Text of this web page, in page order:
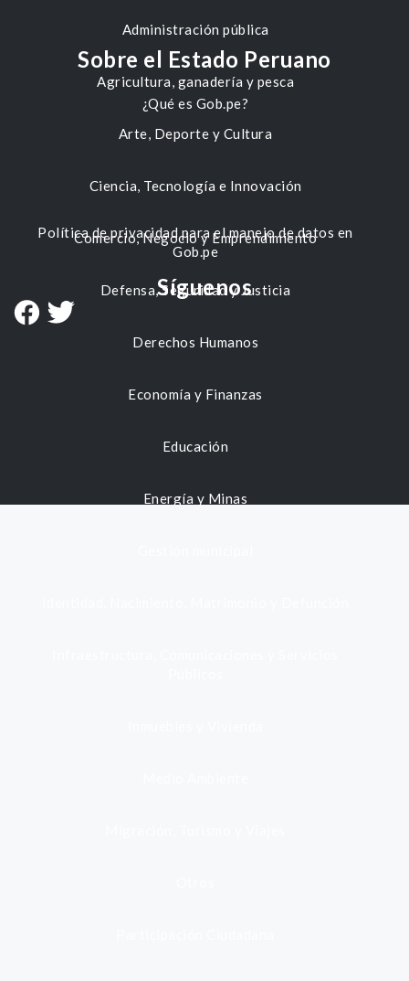
Administración pública
Agricultura, ganadería y pesca
Arte, Deporte y Cultura
Ciencia, Tecnología e Innovación
Comercio, Negocio y Emprendimiento
Defensa, Seguridad y Justicia
Derechos Humanos
Economía y Finanzas
Educación
Energía y Minas
Sobre el Estado Peruano
¿Qué es Gob.pe?
Política de privacidad para el manejo de datos en
Gob.pe
Síguenos